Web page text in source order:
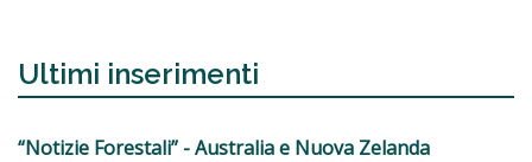
Ultimi inserimenti
“Notizie Forestali” - Australia e Nuova Zelanda